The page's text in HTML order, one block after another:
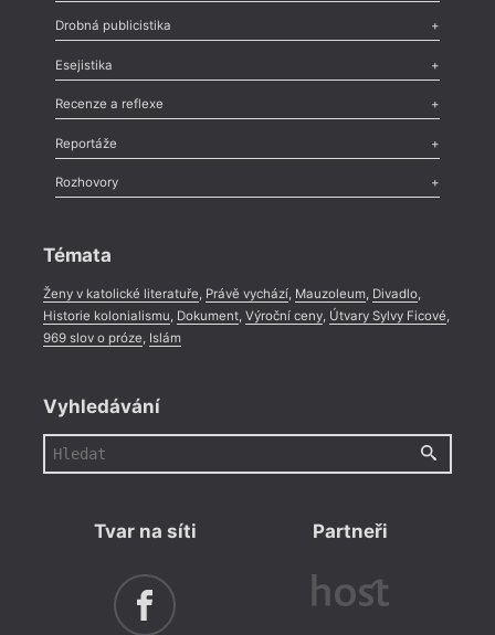
Poezie,Próza,Dokumenty
Drobná publicistika
Odlesk
Nekrolog,Glosa,Sloupek,Pozvánka,Literární soutěž,
Esejistika
Esej ,Pádlo,Úvaha
Recenze a reflexe
Recenze
Méně slov o próze,Celá rubrika
Reportáže
Literární zítřky
Celá rubrika
Rozhovory
Témata
Ženy v katolické literatuře, Právě vychází, Mauzoleum, Divadlo,
Historie kolonialismu, Dokument, Výroční ceny, Útvary Sylvy Ficové,
969 slov o próze, Islám
Vyhledávání
Tvar na síti Partneři